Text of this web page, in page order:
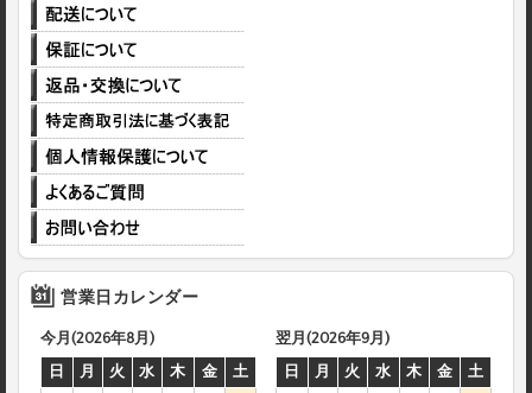
営業日カレンダー
今月(2026年8月)
日
月 火 水 木 金
土
翌月(2026年9月)
日
月 火 水 木 金
土